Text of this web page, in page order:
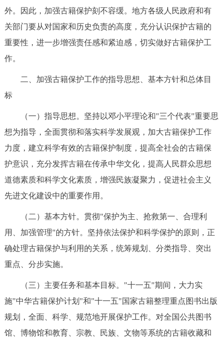
外。因此，加强古籍保护刻不容缓。地方各级人民政府和有
关部门要从对国家和历史负责的高度，充分认识保护古籍的
重要性，进一步增强责任感和紧迫感，切实做好古籍保护工
作。
二、加强古籍保护工作的指导思想、基本方针和总体目
标
（一）指导思想。坚持以邓小平理论和"三个代表"重要思
想为指导，全面贯彻和落实科学发展观，加大古籍保护工作
力度，建立科学有效的古籍保护制度，提高全社会的古籍保
护意识，充分发挥古籍在传承中华文化，提高人民群众思想
道德素质和科学文化素质，增强民族凝聚力，促进社会主义
先进文化建设中的重要作用。
（二）基本方针。贯彻"保护为主、抢救第一、合理利
用、加强管理"的方针。坚持依法保护和科学保护的原则，正
确处理古籍保护与利用的关系，统筹规划、分类指导、突出
重点、分步实施。
（三）主要任务和基本目标。"十一五"期间，大力实
施"中华古籍保护计划"和"十一五"国家古籍整理重点图书出版
规划，全面、科学、规范地开展保护工作。对全国公共图书
馆、博物馆和教育、宗教、民族、文物等系统的古籍收藏和